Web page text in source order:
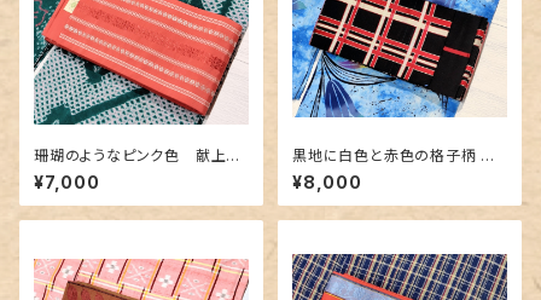
珊瑚のようなピンク色 献上柄
の博多織り半幅帯
¥7,000
黒地に白色と赤色の格子柄 博
多織りの半幅帯
¥8,000